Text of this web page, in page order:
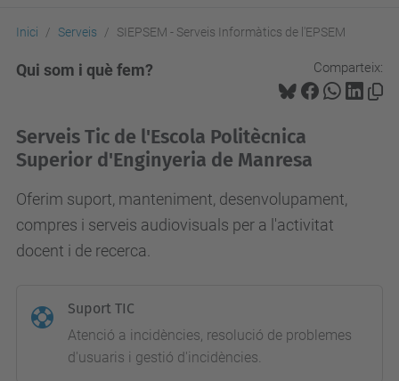
Inici Serveis SIEPSEM - Serveis Informàtics de l'EPSEM
Comparteix:
Qui som i què fem?
Serveis Tic de l'Escola Politècnica
Superior d'Enginyeria de Manresa
Oferim suport, manteniment, desenvolupament,
compres i serveis audiovisuals per a l'activitat
docent i de recerca.
Suport TIC
Atenció a incidències, resolució de problemes
d'usuaris i gestió d'incidències.